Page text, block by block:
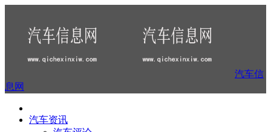
汽车信
息网
汽车资讯